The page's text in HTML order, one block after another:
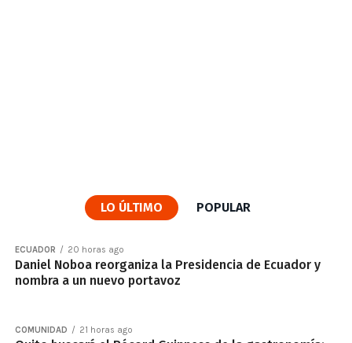
LO ÚLTIMO POPULAR
ECUADOR 20 horas ago
Daniel Noboa reorganiza la Presidencia de Ecuador y
nombra a un nuevo portavoz
COMUNIDAD 21 horas ago